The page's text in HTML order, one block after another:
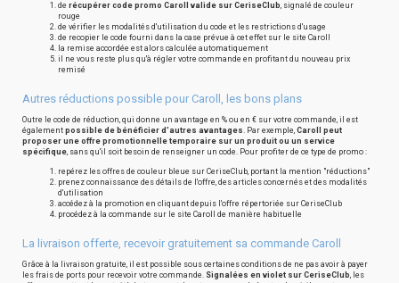
de récupérer code promo Caroll valide sur CeriseClub, signalé de couleur
rouge
de vérifier les modalités d'utilisation du code et les restrictions d'usage
de recopier le code fourni dans la case prévue à cet effet sur le site Caroll
la remise accordée est alors calculée automatiquement
il ne vous reste plus qu'à régler votre commande en profitant du nouveau prix
remisé
Autres réductions possible pour Caroll, les bons plans
Outre le code de réduction, qui donne un avantage en % ou en € sur votre commande, il est
également possible de bénéficier d'autres avantages. Par exemple, Caroll peut
proposer une offre promotionnelle temporaire sur un produit ou un service
spécifique, sans qu'il soit besoin de renseigner un code. Pour profiter de ce type de promo :
repérez les offres de couleur bleue sur CeriseClub, portant la mention "réductions"
prenez connaissance des détails de l'offre, des articles concernés et des modalités
d'utilisation
accédez à la promotion en cliquant depuis l'offre répertoriée sur CeriseClub
procédez à la commande sur le site Caroll de manière habituelle
La livraison offerte, recevoir gratuitement sa commande Caroll
Grâce à la livraison gratuite, il est possible sous certaines conditions de ne pas avoir à payer
les frais de ports pour recevoir votre commande. Signalées en violet sur CeriseClub, les